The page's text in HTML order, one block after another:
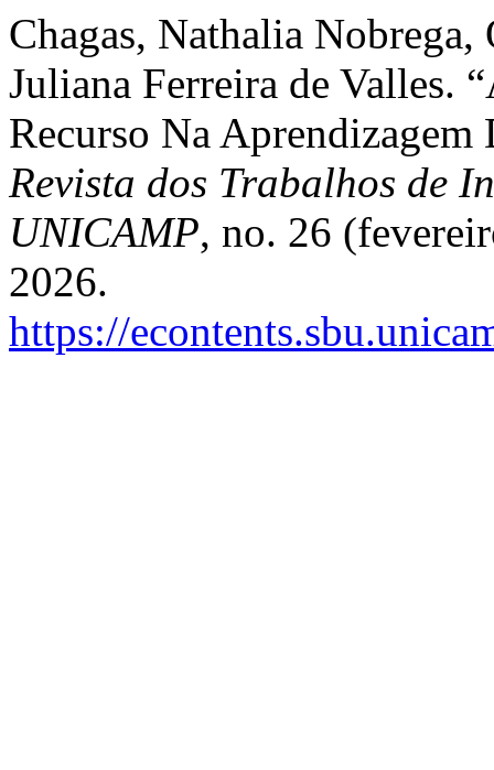
Chagas, Nathalia
Juliana Ferreira de Valles.
Recurso Na
Revista dos Trabalhos de
UNICAMP, no. 26
2026.
https://